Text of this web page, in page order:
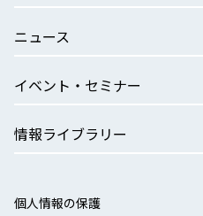
ニュース
イベント・セミナー
情報ライブラリー
個人情報の保護